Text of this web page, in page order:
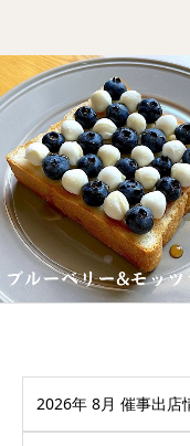
2026年 8月 催事出店